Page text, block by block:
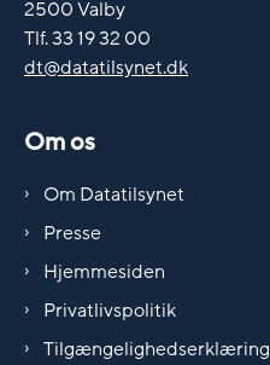
2500 Valby
Tlf. 33 19 32 00
dt@datatilsynet.dk
Om os
Om Datatilsynet
Presse
Hjemmesiden
Privatlivspolitik
Tilgængelighedserklæring